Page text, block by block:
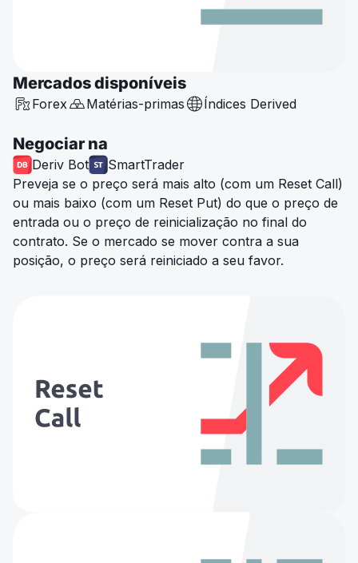
Mercados disponíveis
Forex Matérias-primas Índices Derived
Negociar na
Deriv Bot
SmartTrader
Preveja se o preço será mais alto (com um Reset Call)
ou mais baixo (com um Reset Put) do que o preço de
entrada ou o preço de reinicialização no final do
contrato. Se o mercado se mover contra a sua
posição, o preço será reiniciado a seu favor.